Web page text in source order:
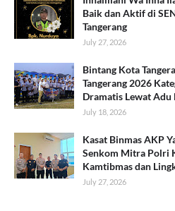
Baik dan Aktif di
Tangerang
July 27, 2026
Bintang Kota
Tangerang 2026
Dramatis Lewat Adu
July 18, 2026
Kasat Binmas AKP
Senkom Mitra Polri
Kamtibmas dan
July 27, 2026